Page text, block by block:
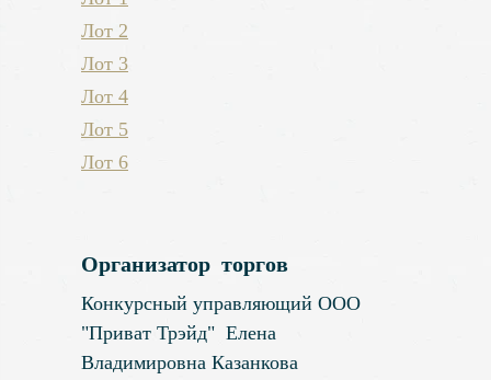
Лот 3
Лот 4
Лот 2
Лот 5
Лот 6
Организатор торгов
Конкурсный управляющий ООО
"Приват Трэйд" Елена
Владимировна Казанкова